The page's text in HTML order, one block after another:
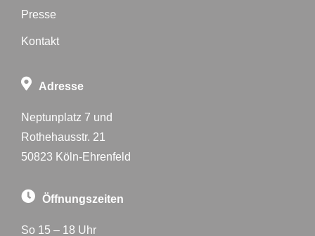
Presse
Kontakt
Adresse
Neptunplatz 7 und
Rothehausstr. 21
50823 Köln-Ehrenfeld
Öffnungszeiten
So 15 – 18 Uhr